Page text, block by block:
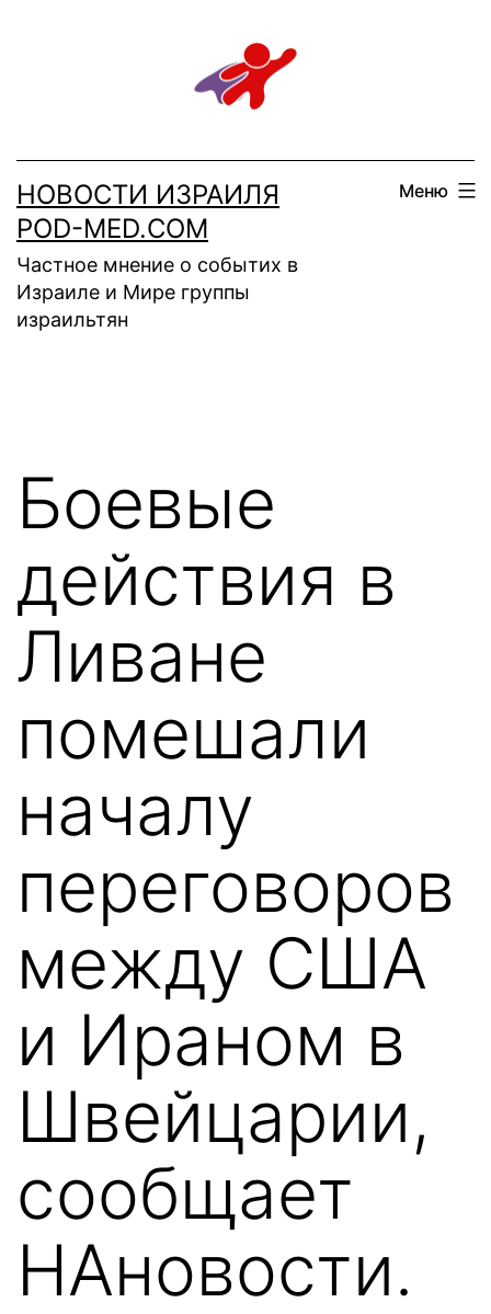
НОВОСТИ ИЗРАИЛЯ
POD-MED.COM
Частное мнение о событих в
Израиле и Мире группы
израильтян
Меню
Боевые
действия в
Ливане
помешали
началу
переговоров
между США
и Ираном в
Швейцарии,
сообщает
НАновости.